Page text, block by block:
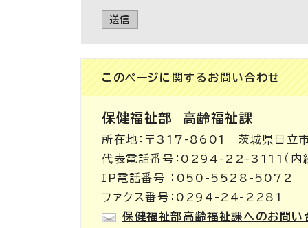
送信
このページに関する お問い合わせ
保健福祉部 高齢福祉課
所在地：〒317-8601 茨城県日立
代表電話番号：0294-22-3111（内
IP電話番号 ：050-5528-5072
ファクス番号：0294-24-2281
保健福祉部高齢福祉課へのお問い